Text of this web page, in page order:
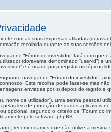
com as suas empresas afiliadas
recolhida durante as suas sessões
no “Fórum do investidor” fará com
(doravante denominado “user-id”)
e é usado para registar os tópicos
navegar no “Fórum do investidor”,
Esta recolha pode fazer-se mas
enviadas por si depois do registo e
nome de utilizador”), uma senha pessoal
pelas leis de proteção de dados
opcional, segundo o critério de “Fórum
pelo software phpBB.
recomendamos que não utilize a